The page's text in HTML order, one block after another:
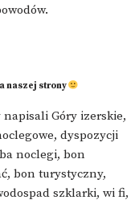
naszej strony
Góry izerskie,
dyspozycji
noclegi, bon
bon turystyczny,
szklarki, wi fi,